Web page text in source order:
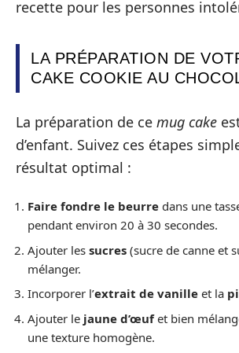
recette pour les personnes
LA PRÉPARATION DE
CAKE COOKIE AU
La préparation de ce mug cake
d’enfant. Suivez ces étapes
résultat optimal :
Faire fondre le beurre dans une
pendant environ 20 à 30 secondes.
Ajouter les sucres (sucre de canne et
mélanger.
Incorporer l’extrait de vanille et la
Ajouter le jaune d’œufet bien
une texture homogène.